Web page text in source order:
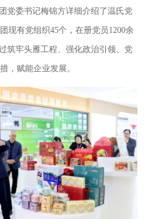
党委书记梅锦方详细介绍了温氏党
现有党组织45个，在册党员1200余
筑牢头雁工程、强化政治引领、党
，赋能企业发展。